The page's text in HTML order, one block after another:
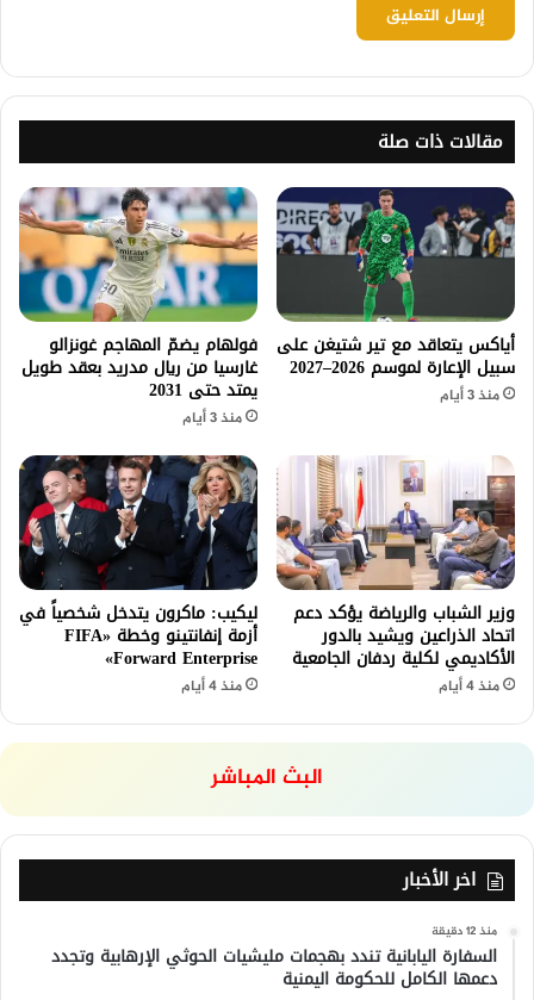
مقالات ذات صلة
أياكس يتعاقد مع تير شتيغن على
سبيل الإعارة لموسم 2026–2027
منذ 3 أيام
فولهام يضمّ المهاجم غونزالو
غارسيا من ريال مدريد بعقد طويل
يمتد حتى 2031
منذ 3 أيام
وزير الشباب والرياضة يؤكد دعم
اتحاد الذراعين ويشيد بالدور
الأكاديمي لكلية ردفان الجامعية
منذ 4 أيام
ليكيب: ماكرون يتدخل شخصياً في
أزمة إنفانتينو وخطة «FIFA
Forward Enterprise»
منذ 4 أيام
البث المباشر
اخر الأخبار
منذ 12 دقيقة
السفارة اليابانية تندد بهجمات مليشيات الحوثي الإرهابية وتجدد
دعمها الكامل للحكومة اليمنية